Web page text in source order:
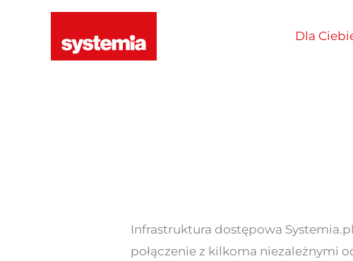
Dla
Infrastruktura dostępowa
połączenie z kilkoma niezależnymi